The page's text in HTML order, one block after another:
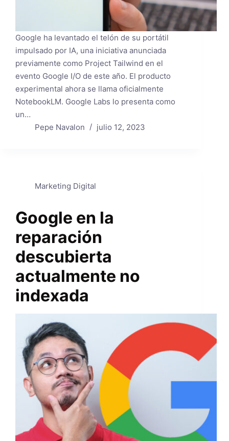
Google ha levantado el telón de su portátil
impulsado por IA, una iniciativa anunciada
previamente como Project Tailwind en el
evento Google I/O de este año. El producto
experimental ahora se llama oficialmente
NotebookLM. Google Labs lo presenta como
un…
Pepe Navalon
julio 12, 2023
Marketing Digital
Google en la
reparación
descubierta
actualmente no
indexada